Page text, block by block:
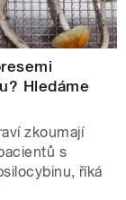
Hledáme
zkoumají
s
říká